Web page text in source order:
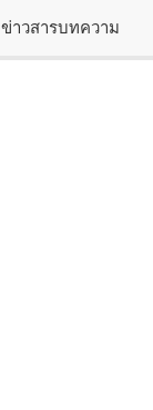
ข่าวสารบทความ